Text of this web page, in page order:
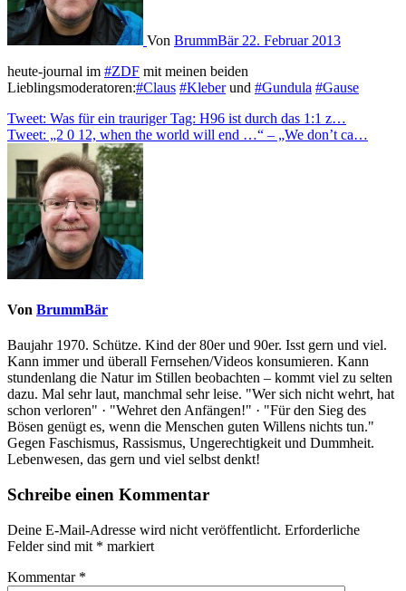
Von BrummBär 22. Februar 2013
heute-journal im #ZDF mit meinen beiden
Lieblingsmoderatoren:#Claus #Kleberund #Gundula #Gause
Beitragsnavigation
Tweet: Was für ein trauriger Tag: H96 ist durch das 1:1 z…
Tweet: „2 0 12, when the world will end …“ – „We don’t ca…
Von BrummBär
Baujahr 1970. Schütze. Kind der 80er und 90er. Isst gern und viel.
Kann immer und überall Fernsehen/Videos konsumieren. Kann
stundenlang die Natur im Stillen beobachten – kommt viel zu selten
dazu. Mal sehr laut, manchmal sehr leise. "Wer sich nicht wehrt, hat
schon verloren" · "Wehret den Anfängen!" · "Für den Sieg des
Bösen genügt es, wenn die Menschen guten Willens nichts tun."
Gegen Faschismus, Rassismus, Ungerechtigkeit und Dummheit.
Lebenwesen, das gern und viel selbst denkt!
Schreibe einen Kommentar
Deine E-Mail-Adresse wird nicht veröffentlicht. Erforderliche
Felder sind mit * markiert
Kommentar *